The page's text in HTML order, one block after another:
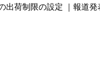
出荷制限の設定 ｜報道